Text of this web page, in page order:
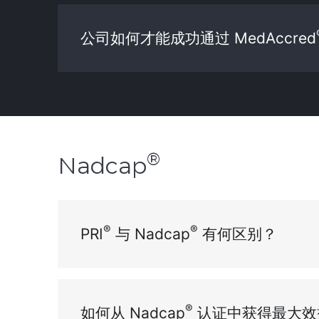
公司如何才能成功通过 MedAccred
Nadcap®
PRI® 与 Nadcap® 有何区别？
如何从 Nadcap® 认证中获得最大效